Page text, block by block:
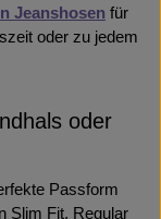
Jeanshosen für
oder zu jedem
oder
Passform
Slim Fit, Regular